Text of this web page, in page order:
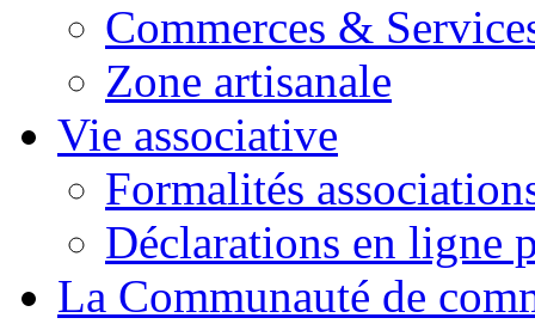
Commerces &
Zone artisanale
Vie associative
Formalités
Déclarations en ligne
La Communauté de